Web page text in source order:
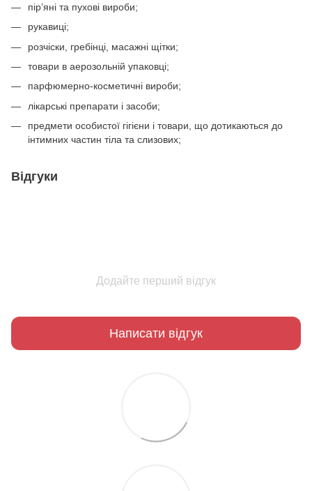
пір’яні та пухові вироби;
рукавиці;
розчіски, гребінці, масажні щітки;
товари в аерозольній упаковці;
парфюмерно-косметичні вироби;
лікарські препарати і засоби;
предмети особистої гігієни і товари, що дотикаються до
інтимних частин тіла та слизових;
Відгуки
Додайте перший відгук
Написати відгук